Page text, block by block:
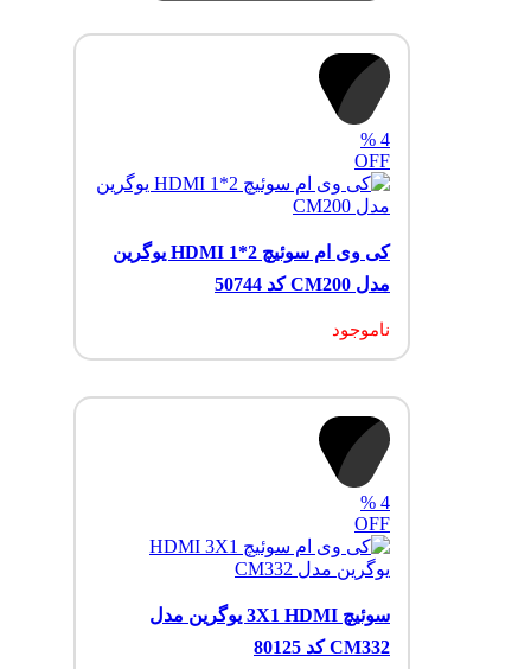
4
%
OFF
کی وی ام سوئیچ 2*1 HDMI یوگرین
مدل CM200 کد 50744
ناموجود
4
%
OFF
سوئیچ 3X1 HDMI یوگرین مدل
CM332 کد 80125